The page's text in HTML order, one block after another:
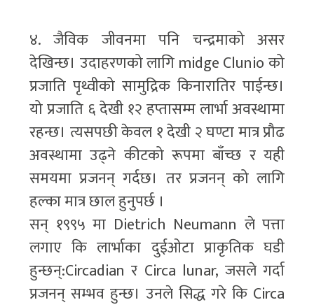
४. जैविक जीवनमा पनि चन्द्रमाको असर
देखिन्छ। उदाहरणको लागि midge Clunio को
प्रजाति पृथ्वीको सामुद्रिक किनारातिर पाईन्छ।
यो प्रजाति ६ देखी १२ हप्तासम्म लार्भा अवस्थामा
रहन्छ। त्यसपछी केवल १ देखी २ घण्टा मात्र प्रौढ
अवस्थामा उढ्ने कीटको रूपमा बाँच्छ र यही
समयमा प्रजनन् गर्दछ। तर प्रजनन् को लागि
हल्का मात्र छाल हुनुपर्छ ।
सन् १९९५ मा Dietrich Neumann ले पत्ता
लगाए कि लार्भाका दुईओटा प्राकृतिक घडी
हुन्छन्:Circadian र Circa lunar, जसले गर्दा
प्रजनन् सम्भव हुन्छ। उनले सिद्ध गरे कि Circa